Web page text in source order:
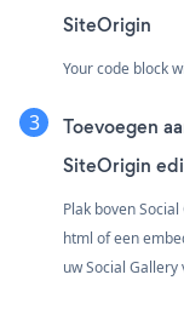
SiteOrigin
Your code block
Toevoegen
SiteOrigin
Plak boven
html of een
uw Social